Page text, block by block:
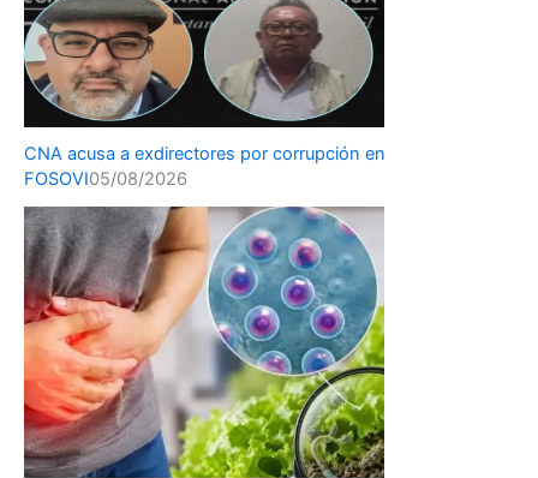
CNA acusa a exdirectores por corrupción en
FOSOVI05/08/2026